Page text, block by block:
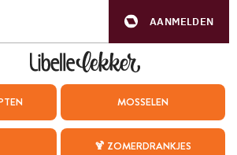
AANMELDEN
MOSSELEN
🍹 ZOMERDRANKJES